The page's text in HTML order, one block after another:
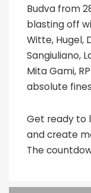
Budva from
blasting off
Witte, Hugel,
Sangiuliano,
Mita Gami,
absolute
Get ready to
and create
The